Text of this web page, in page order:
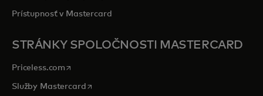
Prístupnosť v Mastercard
STRÁNKY SPOLOČNOSTI MASTERCARD
Priceless.com opens in a new tab
Služby Mastercardopens in a new tab